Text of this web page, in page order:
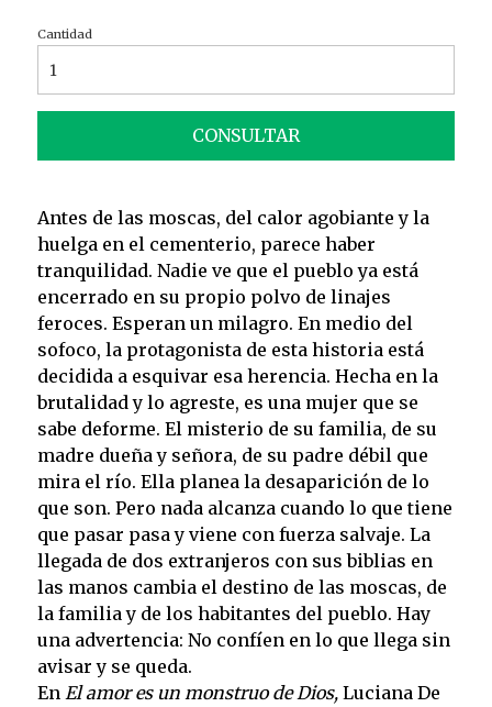
Cantidad
CONSULTAR
Antes de las moscas, del calor agobiante y la
huelga en el cementerio, parece haber
tranquilidad. Nadie ve que el pueblo ya está
encerrado en su propio polvo de linajes
feroces. Esperan un milagro. En medio del
sofoco, la protagonista de esta historia está
decidida a esquivar esa herencia. Hecha en la
brutalidad y lo agreste, es una mujer que se
sabe deforme. El misterio de su familia, de su
madre dueña y señora, de su padre débil que
mira el río. Ella planea la desaparición de lo
que son. Pero nada alcanza cuando lo que tiene
que pasar pasa y viene con fuerza salvaje. La
llegada de dos extranjeros con sus biblias en
las manos cambia el destino de las moscas, de
la familia y de los habitantes del pueblo. Hay
una advertencia: No confíen en lo que llega sin
avisar y se queda.
En El amor es un monstruo de Dios,Luciana De